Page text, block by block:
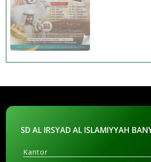
SD AL IRSYAD AL ISLAMIYYAH
Kantor